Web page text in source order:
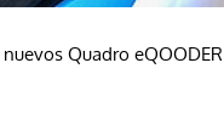
Quadro eQOODER